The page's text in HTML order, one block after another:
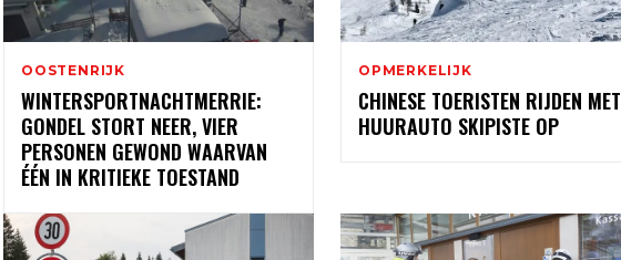
OOSTENRIJK
WINTERSPORTNACHTMERRIE:
GONDEL STORT NEER, VIER
PERSONEN GEWOND WAARVAN
ÉÉN IN KRITIEKE TOESTAND
OPMERKELIJK
CHINESE TOERISTEN RIJDEN MET
HUURAUTO SKIPISTE OP